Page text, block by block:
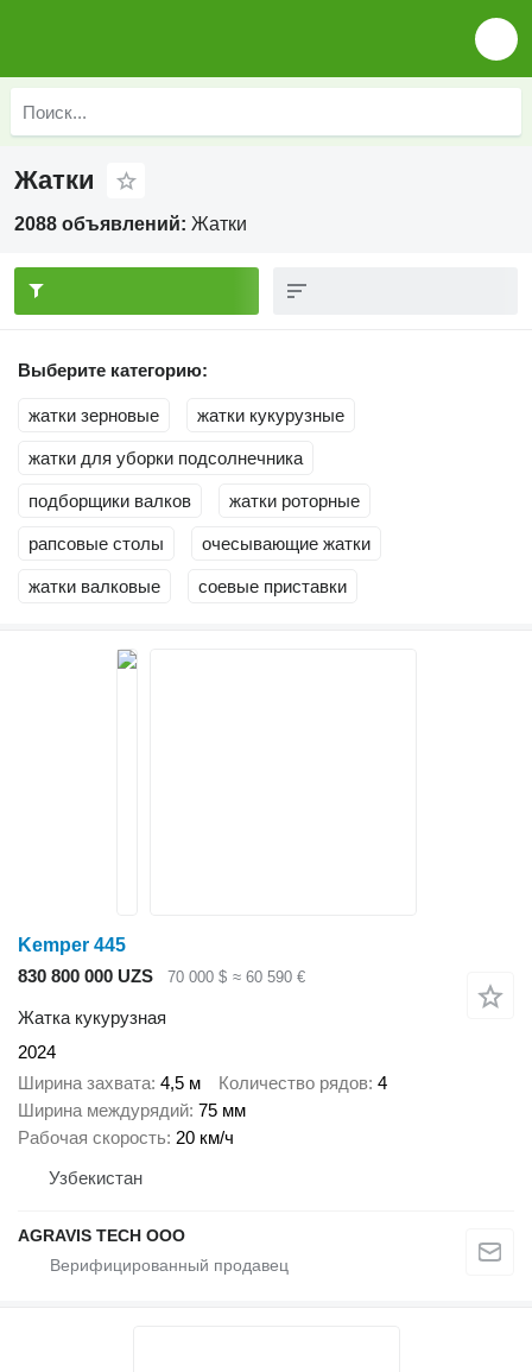
Жатки
2088 объявлений: Жатки
Выберите категорию:
жатки зерновые жатки кукурузные
жатки для уборки подсолнечника
подборщики валков жатки роторные
рапсовые столы очесывающие жатки
жатки валковые соевые приставки
Kemper 445
830 800 000 UZS
70 000 $ ≈ 60 590 €
Жатка кукурузная
2024
Ширина захвата 4,5 м Количество рядов 4
Ширина междурядий 75 мм
Рабочая скорость 20 км/ч
Узбекистан
AGRAVIS TECH ООО